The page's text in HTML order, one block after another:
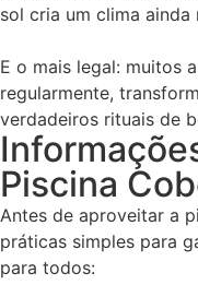
sol cria um clima ainda
E o mais legal: muitos
regularmente,
verdadeiros rituais de
Piscina
Antes de aproveitar a
práticas simples para
para todos: